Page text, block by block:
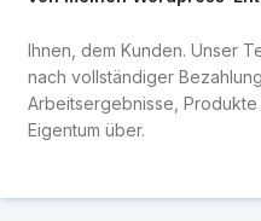
Ihnen, dem Kunden. Unser
nach vollständiger
Arbeitsergebnisse,
Eigentum über.